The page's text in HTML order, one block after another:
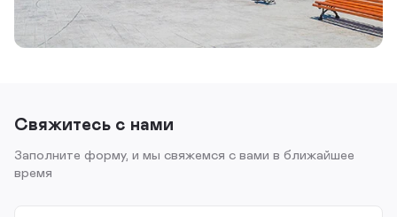
Свяжитесь с нами
Заполните форму, и мы свяжемся с вами в ближайшее
время